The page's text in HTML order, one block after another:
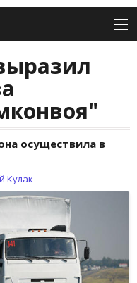
осуществила в
Кулак